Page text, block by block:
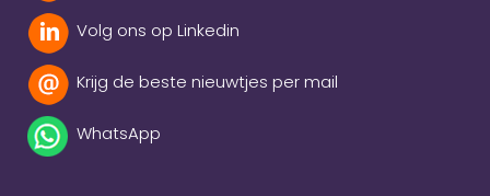
Volg ons op Linkedin
Krijg de beste nieuwtjes per mail
WhatsApp